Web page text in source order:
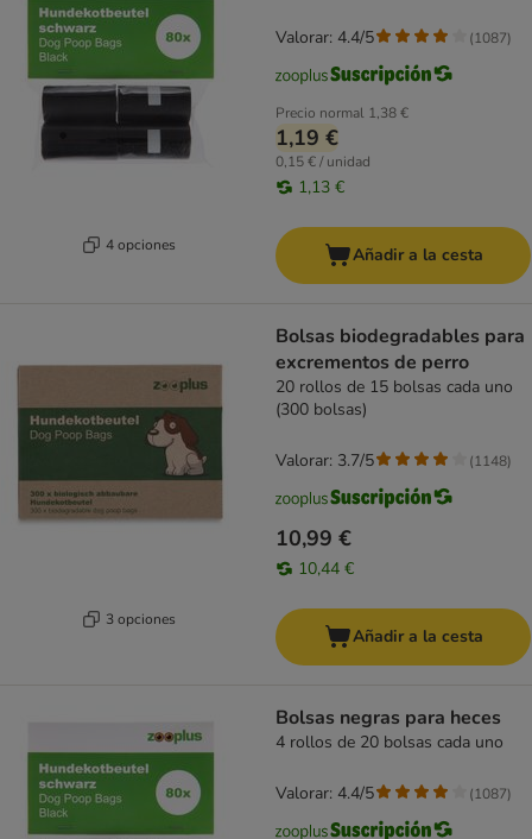
4 opciones
Precio normal 1,38 €
1,19 €
0,15 € / unidad
1,13 €
Valorar: 4.4/5 (1087)
Añadir a la cesta
3 opciones
Bolsas biodegradables para
excrementos de perro
20 rollos de 15 bolsas cada uno
(300 bolsas)
10,99 €
10,44 €
Valorar: 3.7/5 (1148)
Añadir a la cesta
Bolsas negras para heces
4 rollos de 20 bolsas cada uno
Valorar: 4.4/5 (1087)